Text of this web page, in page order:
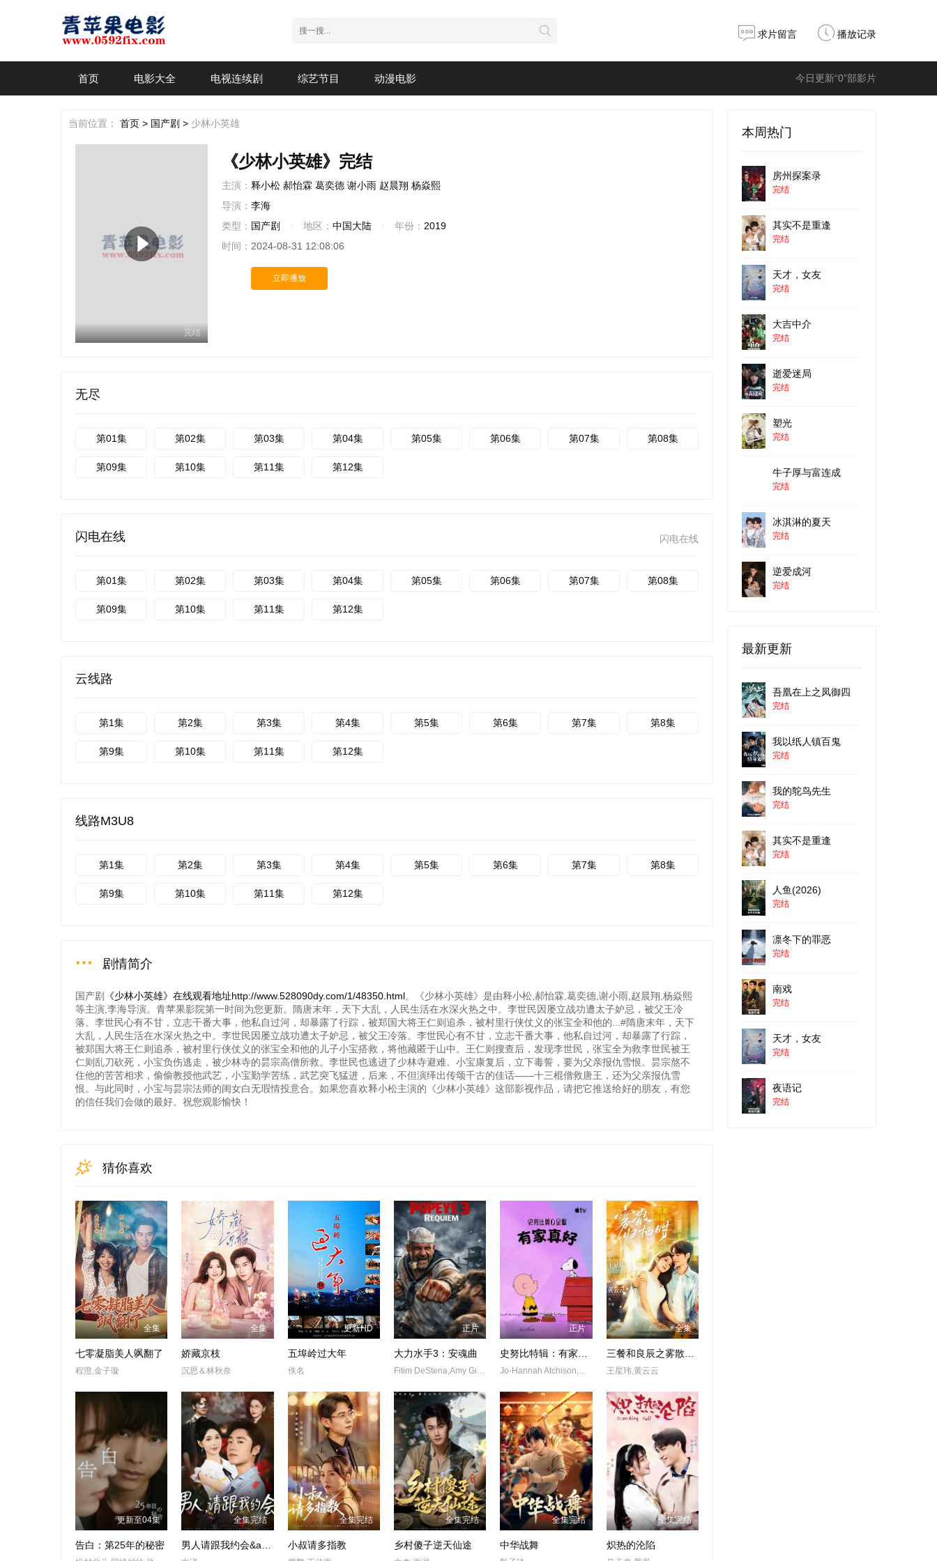
求片留言 播放记录
今日更新“0”部影片
首页 电影大全 电视连续剧 综艺节目 动漫电影
当前位置： 首页 > 国产剧 > 少林小英雄
完结
《少林小英雄》完结
主演： 释小松 郝怡霖 葛奕德 谢小雨 赵晨翔 杨焱熙
导演： 李海
类型： 国产剧 地区： 中国大陆 年份： 2019
时间： 2024-08-31 12:08:06
立即播放
无尽
第01集 第02集 第03集 第04集 第05集 第06集 第07集 第08集
第09集 第10集 第11集 第12集
闪电在线
闪电在线
第01集 第02集 第03集 第04集 第05集 第06集 第07集 第08集
第09集 第10集 第11集 第12集
云线路
第1集 第2集 第3集 第4集 第5集 第6集 第7集 第8集
第9集 第10集 第11集 第12集
线路M3U8
第1集 第2集 第3集 第4集 第5集 第6集 第7集 第8集
第9集 第10集 第11集 第12集
剧情简介
国产剧 《少林小英雄》在线观看地址http://www.528090dy.com/1/48350.html。《少林小英雄》是由释小松,郝怡霖,葛奕德,谢小雨,赵晨翔,杨焱熙
等主演,李海导演。青苹果影院第一时间为您更新。隋唐末年，天下大乱，人民生活在水深火热之中。李世民因屡立战功遭太子妒忌，被父王冷
落。李世民心有不甘，立志干番大事，他私自过河，却暴露了行踪，被郑国大将王仁则追杀，被村里行侠仗义的张宝全和他的...#隋唐末年，天下
大乱，人民生活在水深火热之中。李世民因屡立战功遭太子妒忌，被父王冷落。李世民心有不甘，立志干番大事，他私自过河，却暴露了行踪，
被郑国大将王仁则追杀，被村里行侠仗义的张宝全和他的儿子小宝搭救，将他藏匿于山中。王仁则搜查后，发现李世民，张宝全为救李世民被王
仁则乱刀砍死，小宝负伤逃走，被少林寺的昙宗高僧所救。李世民也逃进了少林寺避难。小宝康复后，立下毒誓，要为父亲报仇雪恨。昙宗熬不
住他的苦苦相求，偷偷教授他武艺，小宝勤学苦练，武艺突飞猛进，后来，不但演绎出传颂千古的佳话——十三棍僧救唐王，还为父亲报仇雪
恨。与此同时，小宝与昙宗法师的闺女白无瑕情投意合。如果您喜欢释小松主演的《少林小英雄》这部影视作品，请把它推送给好的朋友，有您
的信任我们会做的最好。祝您观影愉快！
猜你喜欢
全集
七零凝脂美人飒翻了
程澄,金子璇
全集
娇藏京枝
沉思＆林秋奈
更新HD
五埠岭过大年
佚名
正片
大力水手3：安魂曲
Fitim DeStena,Amy Gibbons,Jack Hyde史蒂芬·莫瑞
正片
史努比特辑：有家真好
Jo-Hannah Atchison,Enzo Bezzina
全集
三餐和良辰之雾散归栖时
王星玮,黄云云
更新至04集
告白：第25年的秘密
全集完结 全集完结
小叔请多指教
全集完结
乡村傻子逆天仙途
全集完结
中华战舞
全集完结
炽热的沦陷
本周热门
房州探案录
完结
其实不是重逢
完结
天才，女友
完结
大吉中介
完结
逝爱迷局
完结
塑光
完结
牛子厚与富连成
完结
冰淇淋的夏天
完结
逆爱成河
完结
最新更新
吾凰在上之凤御四
完结
我以纸人镇百鬼
完结
我的鸵鸟先生
完结
其实不是重逢
完结
人鱼(2026)
完结
凛冬下的罪恶
完结
南戏
完结
天才，女友
完结
夜语记
完结